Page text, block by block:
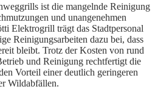
ist die mangelnde Reinigung
und unangenehmen
Elektrogrill trägt das Stadtpersonal
Reinigungsarbeiten dazu bei, dass
bleibt. Trotz der Kosten von rund
und Reinigung rechtfertigt die
Vorteil einer deutlich geringeren
Wildabfällen.